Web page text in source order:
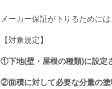
メーカー保証が下りるために
【対象規定】
①下地(壁・屋根の種類)に設定
②面積に対して必要な分量の塗